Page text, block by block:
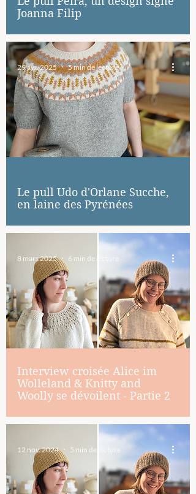
Joanna Filip
Le pull Udo d'Orlane Sucche,
en laine des Pyrénées
29 avr. 2025 5 min de lecture
Interview croisée Alice im
Wolleland & Knitty and
Woolly se dévoilent - Partie 2
8 mars 2025 6 min de lecture
12 nov. 2024 5 min de lecture